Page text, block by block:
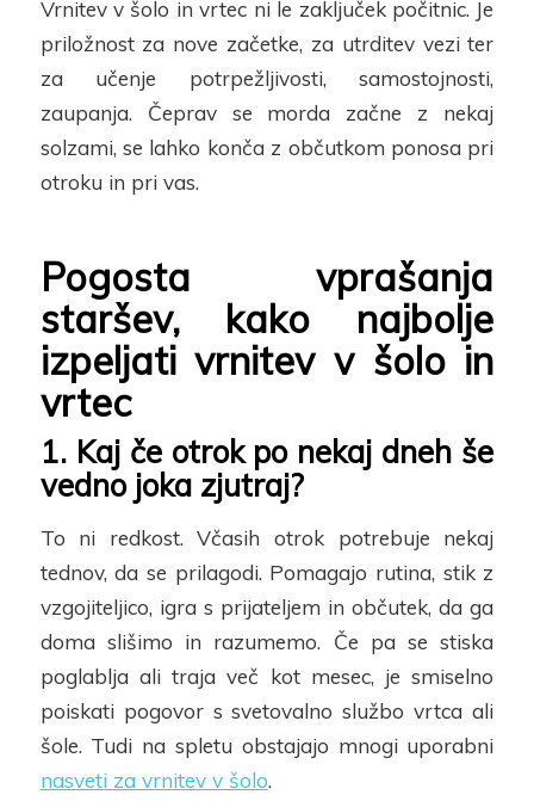
Vrnitev v šolo in vrtec ni le zaključek počitnic. Je
priložnost za nove začetke, za utrditev vezi ter
za učenje potrpežljivosti, samostojnosti,
zaupanja. Čeprav se morda začne z nekaj
solzami, se lahko konča z občutkom ponosa pri
otroku in pri vas.
Pogosta vprašanja
staršev, kako najbolje
izpeljati vrnitev v šolo in
vrtec
1. Kaj čeotrok po nekaj dneh še
vedno joka zjutraj?
To ni redkost. Včasih otrok potrebuje nekaj
tednov, da se prilagodi. Pomagajo rutina, stik z
vzgojiteljico, igra s prijateljem in občutek, da ga
doma slišimo in razumemo. Če pa se stiska
poglablja ali traja več kot mesec, je smiselno
poiskati pogovor s svetovalno službo vrtca ali
šole. Tudi na spletu obstajajo mnogi uporabni
nasveti za vrnitev v šolo.